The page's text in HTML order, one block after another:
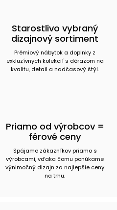
Starostlivo vybraný
dizajnový sortiment
Prémiový nábytok a doplnky z
exkluzívnych kolekcií s dôrazom na
kvalitu, detail a nadčasový štýl.
Priamo od výrobcov =
férové ceny
Spájame zákazníkov priamo s
výrobcami, vďaka čomu ponúkame
výnimočný dizajn za najlepšie ceny
na trhu.